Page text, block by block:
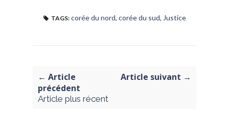
TAGS: corée du nord, corée du sud, Justice
← Article
précédent
Article plus récent
Article suivant →